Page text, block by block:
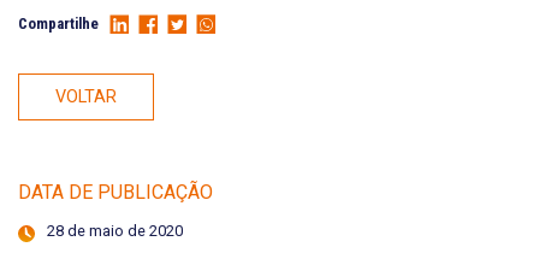
Compartilhe
VOLTAR
DATA DE PUBLICAÇÃO
28 de maio de 2020